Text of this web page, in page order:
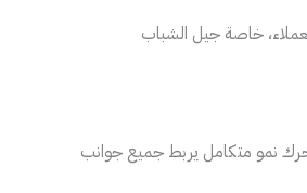
خاصة جيل الشباب
نمو متكامل يربط جميع جوانب